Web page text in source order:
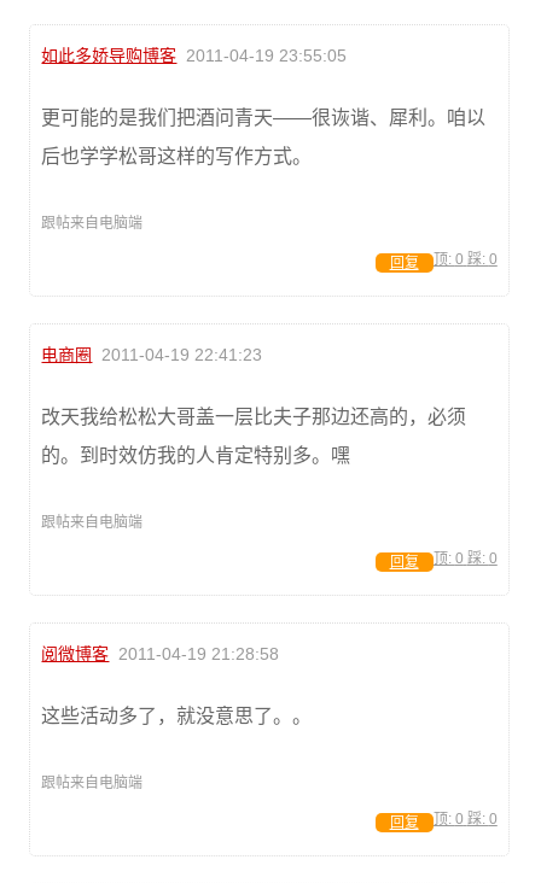
如此多娇导购博客 2011-04-19 23:55:05
更可能的是我们把酒问青天——很诙谐、犀利。咱以
后也学学松哥这样的写作方式。
跟帖来自电脑端
顶: 0 踩: 0
回复
电商圈 2011-04-19 22:41:23
改天我给松松大哥盖一层比夫子那边还高的，必须
的。到时效仿我的人肯定特别多。嘿
跟帖来自电脑端
顶: 0 踩: 0
回复
阅微博客 2011-04-19 21:28:58
这些活动多了，就没意思了。。
跟帖来自电脑端
顶: 0 踩: 0
回复